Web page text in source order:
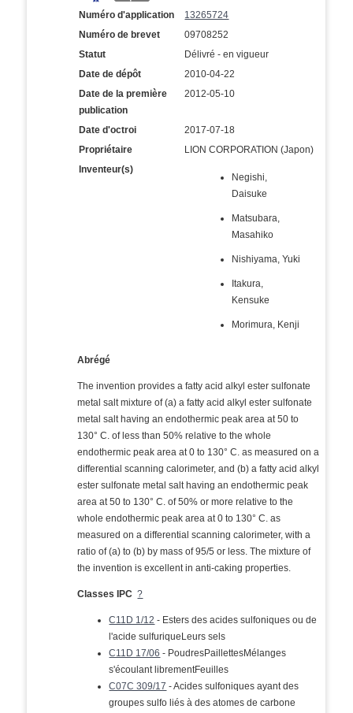
Numéro d'application
13265724
Numéro de brevet
09708252
Statut
Délivré - en vigueur
Date de dépôt
2010-04-22
Date de la première
publication
2012-05-10
Date d'octroi
2017-07-18
Propriétaire
LION CORPORATION (Japon)
Inventeur(s)
Negishi,
Daisuke
Matsubara,
Masahiko
Nishiyama, Yuki
Itakura,
Kensuke
Morimura, Kenji
Abrégé
The invention provides a fatty acid alkyl ester sulfonate
metal salt mixture of (a) a fatty acid alkyl ester sulfonate
metal salt having an endothermic peak area at 50 to
130° C. of less than 50% relative to the whole
endothermic peak area at 0 to 130° C. as measured on a
differential scanning calorimeter, and (b) a fatty acid alkyl
ester sulfonate metal salt having an endothermic peak
area at 50 to 130° C. of 50% or more relative to the
whole endothermic peak area at 0 to 130° C. as
measured on a differential scanning calorimeter, with a
ratio of (a) to (b) by mass of 95/5 or less. The mixture of
the invention is excellent in anti-caking properties.
Classes IPC ?
C11D 1/12 - Esters des acides sulfoniques ou de
l'acide sulfuriqueLeurs sels
C11D 17/06 - PoudresPaillettesMélanges
s'écoulant librementFeuilles
C07C 309/17 - Acides sulfoniques ayant des
groupes sulfo liés à des atomes de carbone